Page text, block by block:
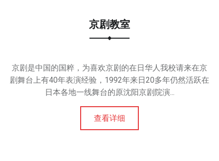
京剧教室
京剧是中国的国粹，为喜欢京剧的在日华人我校请来在京
剧舞台上有40年表演经验，1992年来日20多年仍然活跃在
日本各地一线舞台的原沈阳京剧院演...
查看详细